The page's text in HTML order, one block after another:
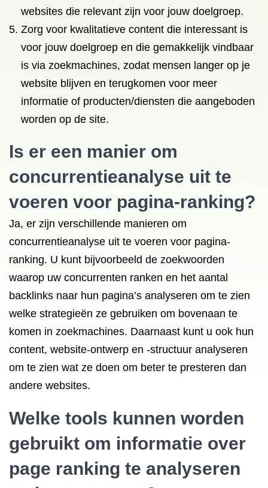
websites die relevant zijn voor jouw doelgroep.
Zorg voor kwalitatieve content die interessant is
voor jouw doelgroep en die gemakkelijk vindbaar
is via zoekmachines, zodat mensen langer op je
website blijven en terugkomen voor meer
informatie of producten/diensten die aangeboden
worden op de site.
Is er een manier om
concurrentieanalyse uit te
voeren voor pagina-ranking?
Ja, er zijn verschillende manieren om
concurrentieanalyse uit te voeren voor pagina-
ranking. U kunt bijvoorbeeld de zoekwoorden
waarop uw concurrenten ranken en het aantal
backlinks naar hun pagina’s analyseren om te zien
welke strategieën ze gebruiken om bovenaan te
komen in zoekmachines. Daarnaast kunt u ook hun
content, website-ontwerp en -structuur analyseren
om te zien wat ze doen om beter te presteren dan
andere websites.
Welke tools kunnen worden
gebruikt om informatie over
page ranking te analyseren